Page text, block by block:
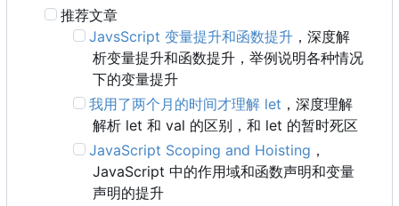
推荐文章
JavsScript 变量提升和函数提升 ，深度解
析变量提升和函数提升，举例说明各种情况
下的变量提升
我用了两个月的时间才理解 let ，深度理解
解析 let 和 val 的区别，和 let 的暂时死区
JavaScript Scoping and Hoisting ，
JavaScript 中的作用域和函数声明和变量
声明的提升